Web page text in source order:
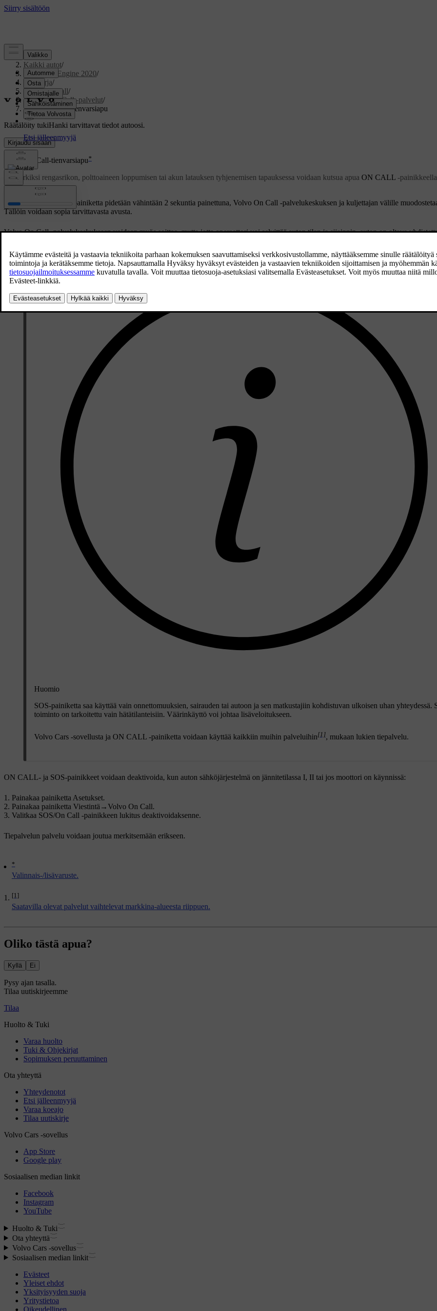
Tuki/
Kaikki autot/
V60 Twin Engine 2020/
Ohjekirja/
Volvo On Call/
Volvo On Call -palvelut/
Volvo On Call-tienvarsiapu
Räätälöity tukiHanki tarvittavat tiedot autoosi.
Kirjaudu sisään
Päivitetty 03.02.2025
Volvo On Call-tienvarsiapu*
Esimerkiksi rengasrikon, polttoaineen loppumisen tai akun latauksen tyhjenemisen tapauksessa voidaan kutsua apua ON CALL -
Jos katon -painiketta pidetään vähintään 2 sekuntia painettuna, Volvo On Call -palvelukeskuksen ja kuljettajan välille
Tällöin voidaan sopia tarvittavasta avusta.
Volvo On Call -palvelukeskukseen voidaan myös soittaa, mutta jotta operaattori voi selvittää auton tilan ja sijainnin, auton on oltava
Huomio
SOS-painiketta saa käyttää vain onnettomuuksien, sairauden tai autoon ja sen matkustajiin kohdistuvan ulkoisen uhan yhteydessä.
toiminto on tarkoitettu vain hätätilanteisiin. Väärinkäyttö voi johtaa lisäveloitukseen.
Volvo Cars -sovellusta ja ON CALL -painiketta voidaan käyttää kaikkiin muihin palveluihin[1], mukaan lukien tiepalvelu.
ON CALL- ja SOS-painikkeet voidaan deaktivoida, kun auton sähköjärjestelmä on jännitetilassa I, II tai jos moottori on käynnissä:
Painakaa painiketta Asetukset.
Painakaa painiketta Viestintä →Volvo On Call.
Valitkaa SOS/On Call -painikkeen lukitus deaktivoidaksenne.
Tiepalvelun palvelu voidaan joutua merkitsemään erikseen.
*
Valinnais-/lisävaruste.
[1]
Saatavilla olevat palvelut vaihtelevat markkina-alueesta riippuen.
Oliko tästä apua?
Kyllä Ei